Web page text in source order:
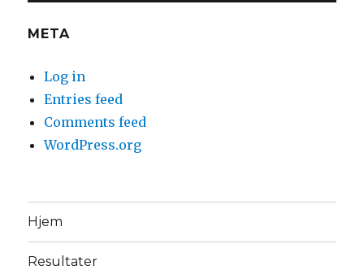
META
Log in
Entries feed
Comments feed
WordPress.org
Hjem
Resultater